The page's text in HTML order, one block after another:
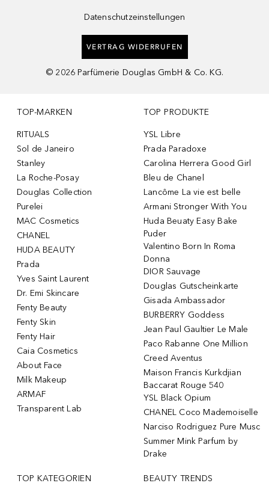
Datenschutzeinstellungen
VERTRAG WIDERRUFEN
© 2026 Parfümerie Douglas GmbH & Co. KG.
TOP-MARKEN
RITUALS
Sol de Janeiro
Stanley
La Roche-Posay
Douglas Collection
Purelei
MAC Cosmetics
CHANEL
HUDA BEAUTY
Prada
Yves Saint Laurent
Dr. Emi Skincare
Fenty Beauty
Fenty Skin
Fenty Hair
Caia Cosmetics
About Face
Milk Makeup
ARMAF
Transparent Lab
TOP PRODUKTE
YSL Libre
Prada Paradoxe
Carolina Herrera Good Girl
Bleu de Chanel
Lancôme La vie est belle
Armani Stronger With You
Huda Beuaty Easy Bake
Puder
Valentino Born In Roma
Donna
DIOR Sauvage
Douglas Gutscheinkarte
Gisada Ambassador
BURBERRY Goddess
Jean Paul Gaultier Le Male
Paco Rabanne One Million
Creed Aventus
Maison Francis Kurkdjian
Baccarat Rouge 540
YSL Black Opium
CHANEL Coco Mademoiselle
Narciso Rodriguez Pure Musc
Summer Mink Parfum by
Drake
TOP KATEGORIEN BEAUTY TRENDS